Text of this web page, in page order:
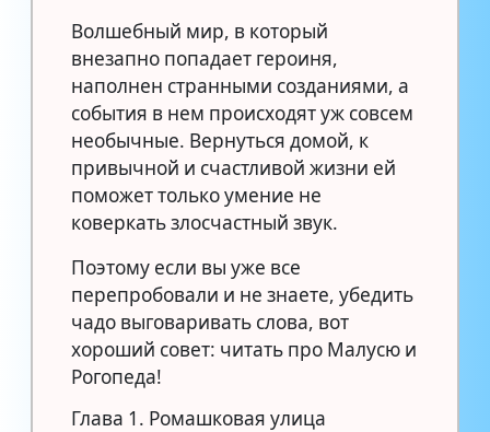
Волшебный мир, в который
внезапно попадает героиня,
наполнен странными созданиями, а
события в нем происходят уж совсем
необычные. Вернуться домой, к
привычной и счастливой жизни ей
поможет только умение не
коверкать злосчастный звук.
Поэтому если вы уже все
перепробовали и не знаете, убедить
чадо выговаривать слова, вот
хороший совет: читать про Малусю и
Рогопеда!
Глава 1. Ромашковая улица